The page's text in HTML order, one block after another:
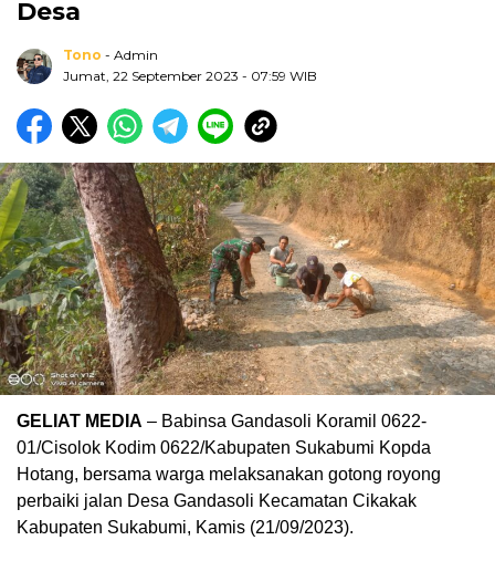
Desa
Tono - Admin
Jumat, 22 September 2023 - 07:59 WIB
GELIAT MEDIA – Babinsa Gandasoli Koramil 0622-
01/Cisolok Kodim 0622/Kabupaten Sukabumi Kopda
Hotang, bersama warga melaksanakan gotong royong
perbaiki jalan Desa Gandasoli Kecamatan Cikakak
Kabupaten Sukabumi, Kamis (21/09/2023).